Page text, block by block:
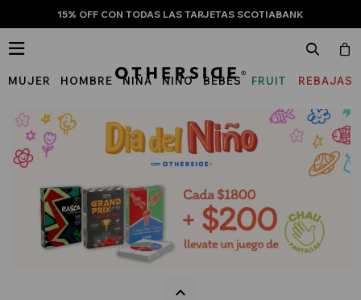
15% OFF CON TODAS LAS TARJETAS SCOTIABANK
MUJER HOMBRE NIÑA NIÑO BEBÉS
FRUIT
THE
LOOM
REBAJAS
